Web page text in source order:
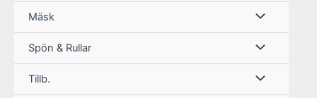
Mäsk
Spön & Rullar
Tillb.